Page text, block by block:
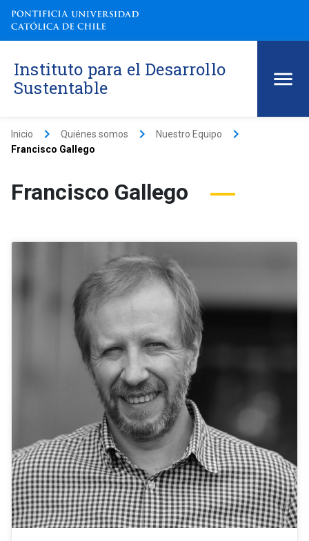
Instituto para el Desarrollo
Sustentable
Inicio keyboard_arrow_right Quiénes somos keyboard_arrow_right Nuestro Equipo keyboard_arrow_right
Francisco Gallego
Francisco Gallego